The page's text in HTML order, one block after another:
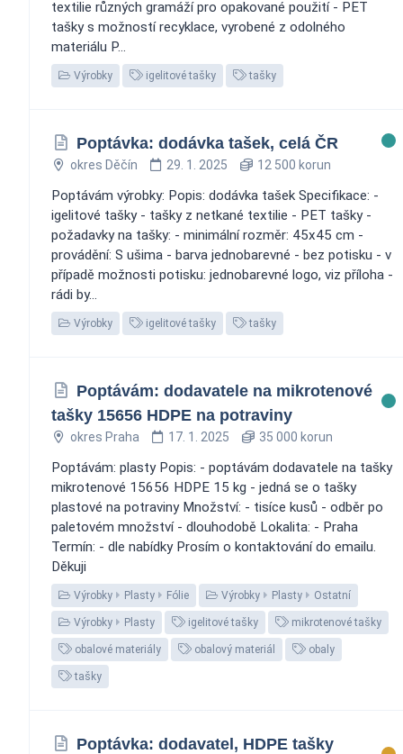
textilie různých gramáží pro opakované použití - PET
tašky s možností recyklace, vyrobené z odolného
materiálu P...
Výrobky igelitové tašky tašky
Poptávka: dodávka tašek, celá ČR
okres Děčín 29. 1. 2025 12 500 korun
Poptávám výrobky: Popis: dodávka tašek Specifikace: -
igelitové tašky - tašky z netkané textilie - PET tašky -
požadavky na tašky: - minimální rozměr: 45x45 cm -
provádění: S ušima - barva jednobarevné - bez potisku - v
případě možnosti potisku: jednobarevné logo, viz příloha -
rádi by...
Výrobky igelitové tašky tašky
Poptávám: dodavatele na mikrotenové
tašky 15656 HDPE na potraviny
okres Praha 17. 1. 2025 35 000 korun
Poptávám: plasty Popis: - poptávám dodavatele na tašky
mikrotenové 15656 HDPE 15 kg - jedná se o tašky
plastové na potraviny Množství: - tisíce kusů - odběr po
paletovém množství - dlouhodobě Lokalita: - Praha
Termín: - dle nabídky Prosím o kontaktování do emailu.
Děkuji
Výrobky Plasty Fólie Výrobky Plasty Ostatní
Výrobky Plasty igelitové tašky mikrotenové tašky
obalové materiály obalový materiál obaly
tašky
Poptávka: dodavatel, HDPE tašky